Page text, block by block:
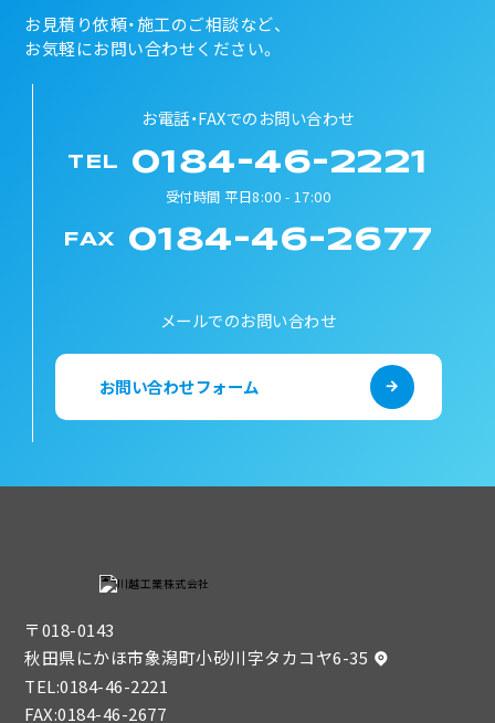
お見積り依頼・施工のご相談など、
お気軽にお問い合わせください。
お電話・FAXでのお問い合わせ
TEL 0184-46-2221
受付時間 平日8:00 - 17:00
FAX 0184-46-2677
メールでのお問い合わせ
お問い合わせフォーム
〒018-0143
秋田県にかほ市象潟町小砂川字タカコヤ6-35
TEL:0184-46-2221
FAX:0184-46-2677